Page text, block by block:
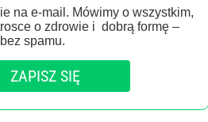
na e-mail. Mówimy o wszystkim,
o zdrowie i dobrą formę –
bez spamu.
ZAPISZ SIĘ